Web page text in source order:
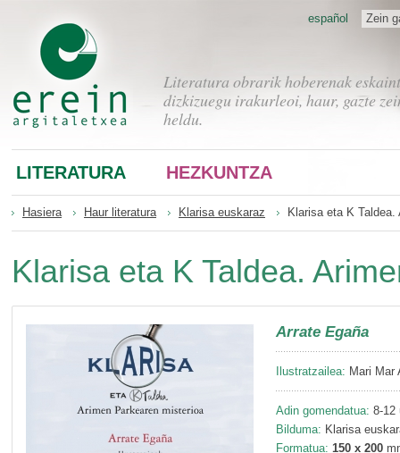
Literatura obrarik hoberenak
dizkizuegu irakurleoi, haur, gazte
heldu.
Zein
español
LITERATURA HEZKUNTZA
Hasiera Haur literatura Klarisa euskaraz Klarisa eta K
Klarisa eta K Taldea.
Arrate Egaña
Ilustratzailea: Mari Mar
Adin gomendatua: 8-12
Bilduma: Klarisa
Formatua: 150 x 200